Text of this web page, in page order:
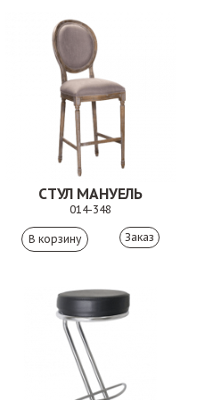
СТУЛ МАНУЕЛЬ
014-348
Заказ